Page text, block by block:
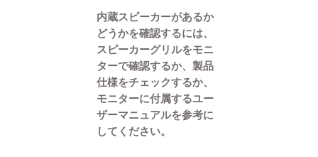
内蔵スピーカーがあるか
どうかを確認するには、
スピーカーグリルをモニ
ターで確認するか、製品
仕様をチェックするか、
モニターに付属するユー
ザーマニュアルを参考に
してください。